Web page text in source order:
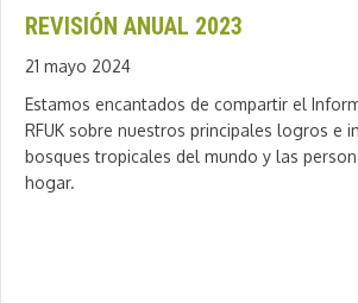
REVISIÓN ANUAL 2023
21 mayo 2024
Estamos encantados de compartir el
RFUK sobre nuestros principales logros e
bosques tropicales del mundo y las
hogar.